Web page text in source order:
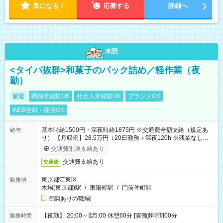
気になる！ 応募する 詳細へ
未読
<タイパ抜群>和菓子のパック詰め／軽作業（夜
勤）
派遣 職種未経験OK 社会人未経験OK
ブランクOK
WEB登録・面接OK
給与
基本時給1500円・深夜時給1875円 ※交通費全額支給（規定あ
り） 【月収例】28.5万円（20日勤務＋深夜120h ※残業なしの場
合）交通費別途支給あり
交通費 交通費支給あり
勤務地
東京都江東区
木場(東京都)駅 / 東陽町駅 / 門前仲町駅
空調ありの職場!
勤務時間 【夜勤】 20:00～翌5:00 休憩60分 [実働]8時間00分